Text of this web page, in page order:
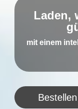
Laden,
mit einem
Bestellen